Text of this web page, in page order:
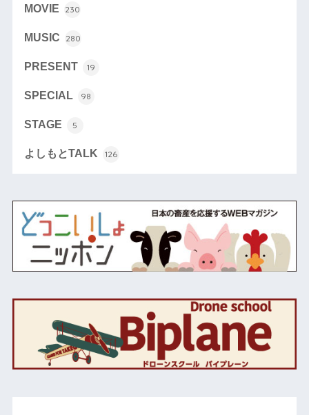
MOVIE 230
MUSIC 280
PRESENT 19
SPECIAL 98
STAGE 5
よしもとTALK 126